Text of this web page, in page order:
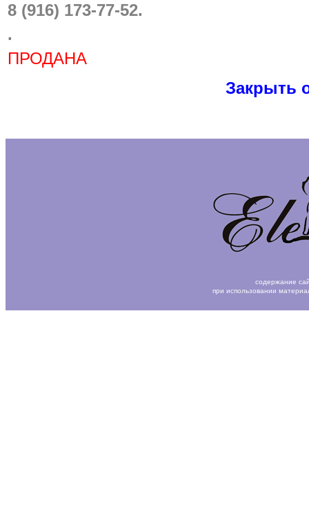
8 (916) 173-77-52.
.
ПРОДАНА
Закрыть
содержание
при использовании